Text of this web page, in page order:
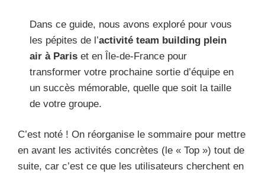
Dans ce guide, nous avons exploré pour vous
les pépites de l’activité team building plein
air à Paris et en Île-de-France pour
transformer votre prochaine sortie d’équipe en
un succès mémorable, quelle que soit la taille
de votre groupe.
C’est noté ! On réorganise le sommaire pour mettre
en avant les activités concrètes (le « Top ») tout de
suite, car c’est ce que les utilisateurs cherchent en